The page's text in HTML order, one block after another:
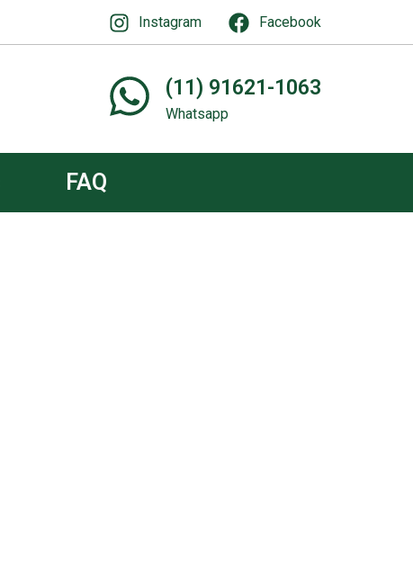
Instagram Facebook
(11) 91621-1063
Whatsapp
FAQ